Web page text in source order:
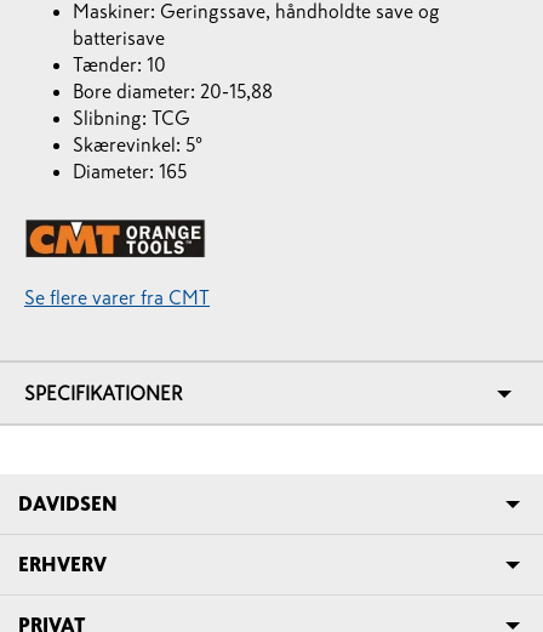
Maskiner: Geringssave, håndholdte save og
batterisave
Tænder: 10
Bore diameter: 20-15,88
Slibning: TCG
Skærevinkel: 5°
Diameter: 165
Se flere varer fra CMT
SPECIFIKATIONER
DAVIDSEN
ERHVERV
PRIVAT